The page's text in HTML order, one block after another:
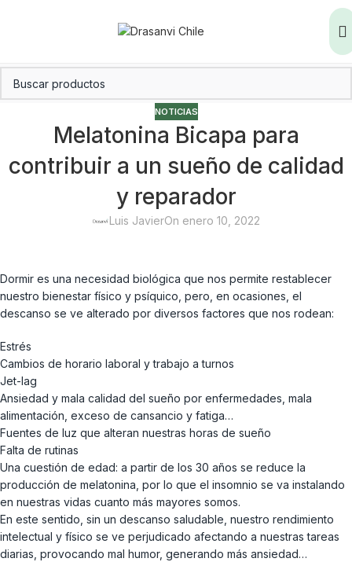
NOTICIAS
Melatonina Bicapa para
contribuir a un sueño de calidad
y reparador
Luis JavierOn enero 10, 2022
Dormir es una necesidad biológica que nos permite restablecer
nuestro bienestar físico y psíquico, pero, en ocasiones, el
descanso se ve alterado por diversos factores que nos rodean:
Estrés
Cambios de horario laboral y trabajo a turnos
Jet-lag
Ansiedad y mala calidad del sueño por enfermedades, mala
alimentación, exceso de cansancio y fatiga…
Fuentes de luz que alteran nuestras horas de sueño
Falta de rutinas
Una cuestión de edad: a partir de los 30 años se reduce la
producción de melatonina, por lo que el insomnio se va instalando
en nuestras vidas cuanto más mayores somos.
En este sentido, sin un descanso saludable, nuestro rendimiento
intelectual y físico se ve perjudicado afectando a nuestras tareas
diarias, provocando mal humor, generando más ansiedad…